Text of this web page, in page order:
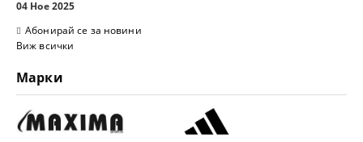
04 Ное 2025
Абонирай се за новини
Виж всички
Марки